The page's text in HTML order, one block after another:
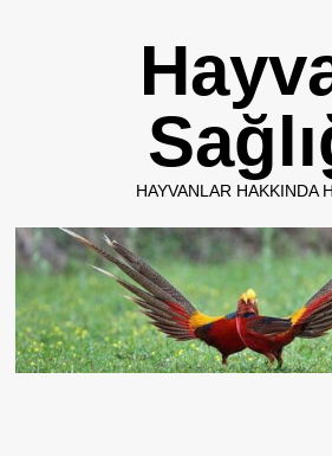
HAYVANLAR HAKKINDA